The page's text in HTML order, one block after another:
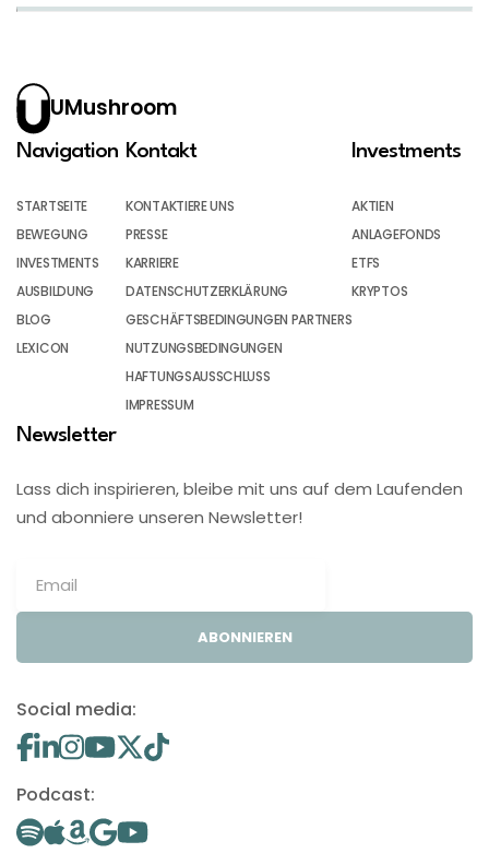
UMushroom
Navigation
STARTSEITE
BEWEGUNG
INVESTMENTS
AUSBILDUNG
BLOG
LEXICON
Kontakt
KONTAKTIERE UNS
PRESSE
KARRIERE
DATENSCHUTZERKLÄRUNG
GESCHÄFTSBEDINGUNGEN PARTNERS
NUTZUNGSBEDINGUNGEN
HAFTUNGSAUSSCHLUSS
IMPRESSUM
Investments
AKTIEN
ANLAGEFONDS
ETFS
KRYPTOS
Newsletter
Lass dich inspirieren, bleibe mit uns auf dem Laufenden
und abonniere unseren Newsletter!
ABONNIEREN
Social media:
Podcast: